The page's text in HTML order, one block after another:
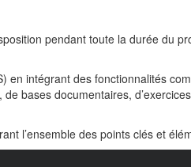
pendant toute la durée du
intégrant des fonctionnalités
bases documentaires,
l’ensemble des points clés et